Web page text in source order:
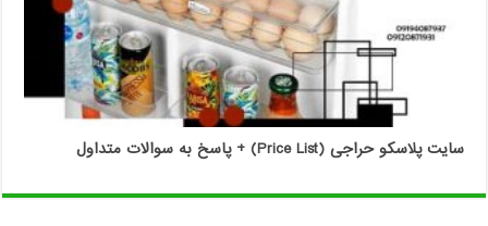
سایت پلاسکو حراجی (Price List) + پاسخ به سوالات متداول